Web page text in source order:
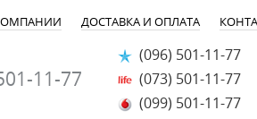
ДОСТАВКА И ОПЛАТА
11-77
(096) 501-11-77
(073) 501-11-77
(099) 501-11-77